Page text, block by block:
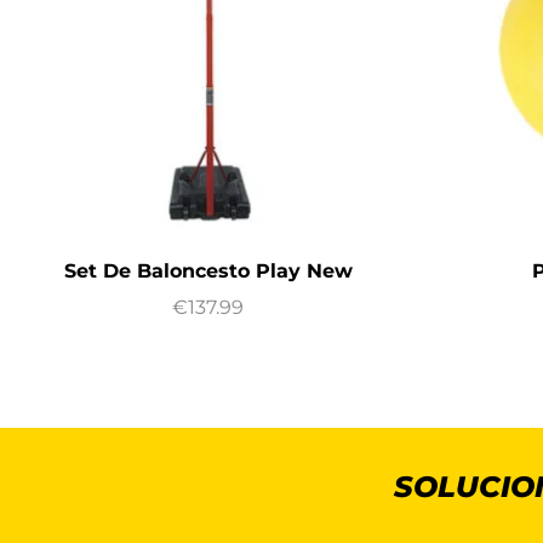
Set De Baloncesto Play New
€137.99